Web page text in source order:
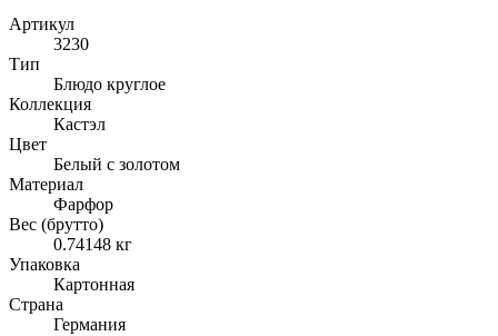
Артикул
3230
Тип
Блюдо круглое
Коллекция
Кастэл
Цвет
Белый с золотом
Материал
Фарфор
Вес (брутто)
0.74148 кг
Упаковка
Картонная
Страна
Германия